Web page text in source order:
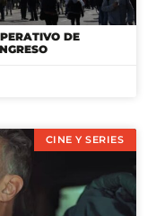
DE
CINE Y SERIES